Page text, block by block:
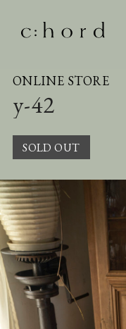
ONLINE STORE
y-42